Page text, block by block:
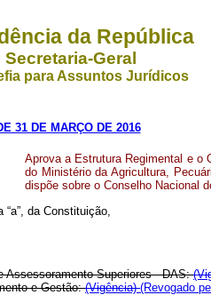
da República
Secretaria-Geral
para Assuntos Jurídicos
31 DE MARÇO DE 2016
Aprova a Estrutura Regimental e o
do Ministério da Agricultura,
dispõe sobre o Conselho Nacional
da Constituição,
Assessoramento Superiores - DAS:
e Gestão:(Vigência)(Revogado